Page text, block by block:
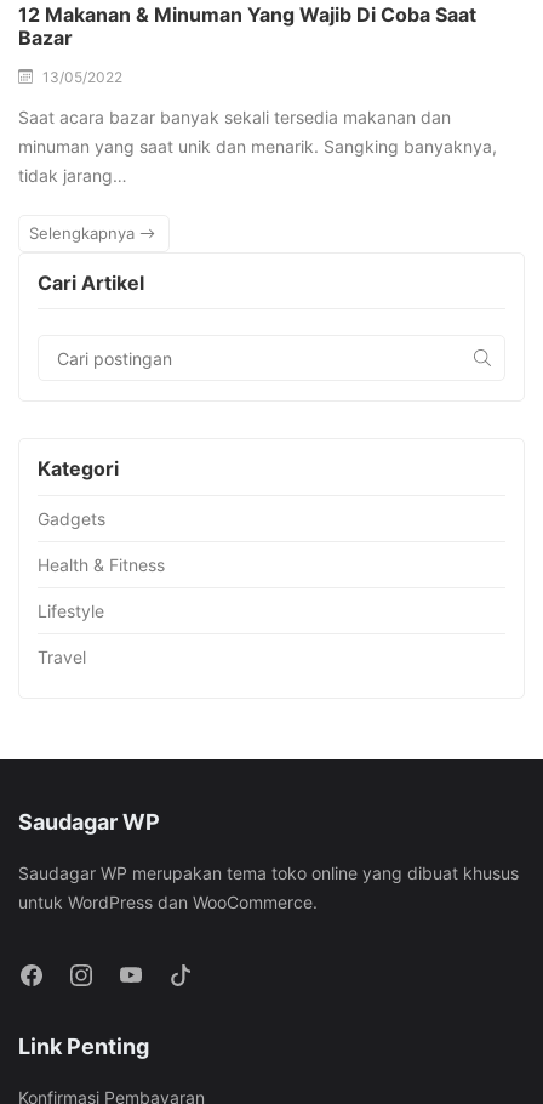
12 Makanan & Minuman Yang Wajib Di Coba Saat
Bazar
13/05/2022
Saat acara bazar banyak sekali tersedia makanan dan
minuman yang saat unik dan menarik. Sangking banyaknya,
tidak jarang…
Selengkapnya
Cari Artikel
Kategori
Gadgets
Health & Fitness
Lifestyle
Travel
Saudagar WP
Saudagar WP merupakan tema toko online yang dibuat khusus
untuk WordPress dan WooCommerce.
Link Penting
Konfirmasi Pembayaran